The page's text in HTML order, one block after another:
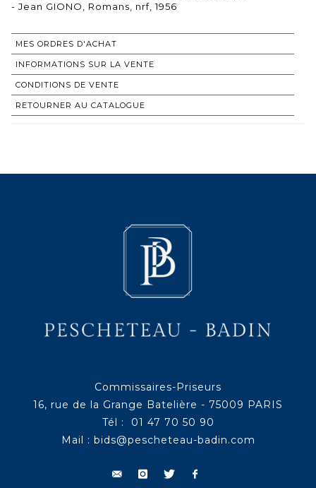
MES ORDRES D'ACHAT
INFORMATIONS SUR LA VENTE
CONDITIONS DE VENTE
RETOURNER AU CATALOGUE
Commissaires-Priseurs
16, rue de la Grange Batelière - 75009 PARIS
Tél : 01 47 70 50 90
Mail : bids@pescheteau-badin.com